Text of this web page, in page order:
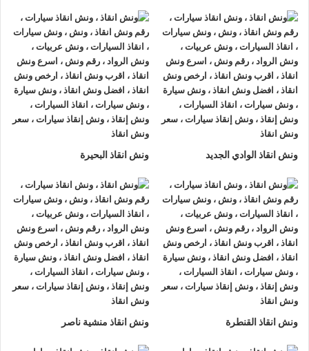
ونش انقاذ سيارات الروادلأنقاذ السيارات اسرع و ارخصونش انقاذ
سيارات في الغربيةبخصم 50% اتصل بنا الان ليصلك
اقرب ونش
انقاذ سيارات في الغربيةهناك العديد من الظروف الطارئة التي قد
تحدث لنا اثناء القيادة علي الطريق فمن الممكن ان تتعرض لحادث
سير مفاجي او ان تتعطل سيارتك وقد تحتاج الي نقلها الي اقرب
مركز صيانة او توكيل.
أذا كنت تبحث عن ونش انقاذ سيارات في الغربية اتصل بنا الان
علي 01063144040
01093018585
–
01120018852 ونش انقاذ الوادي الجديد ونش انقاذ البحيرة
ونش انقاذ القنطرة ونش انقاذ منشية ناصر